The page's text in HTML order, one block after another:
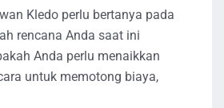
Kledo perlu bertanya pada
rencana Anda saat ini
Anda perlu menaikkan
untuk memotong biaya,